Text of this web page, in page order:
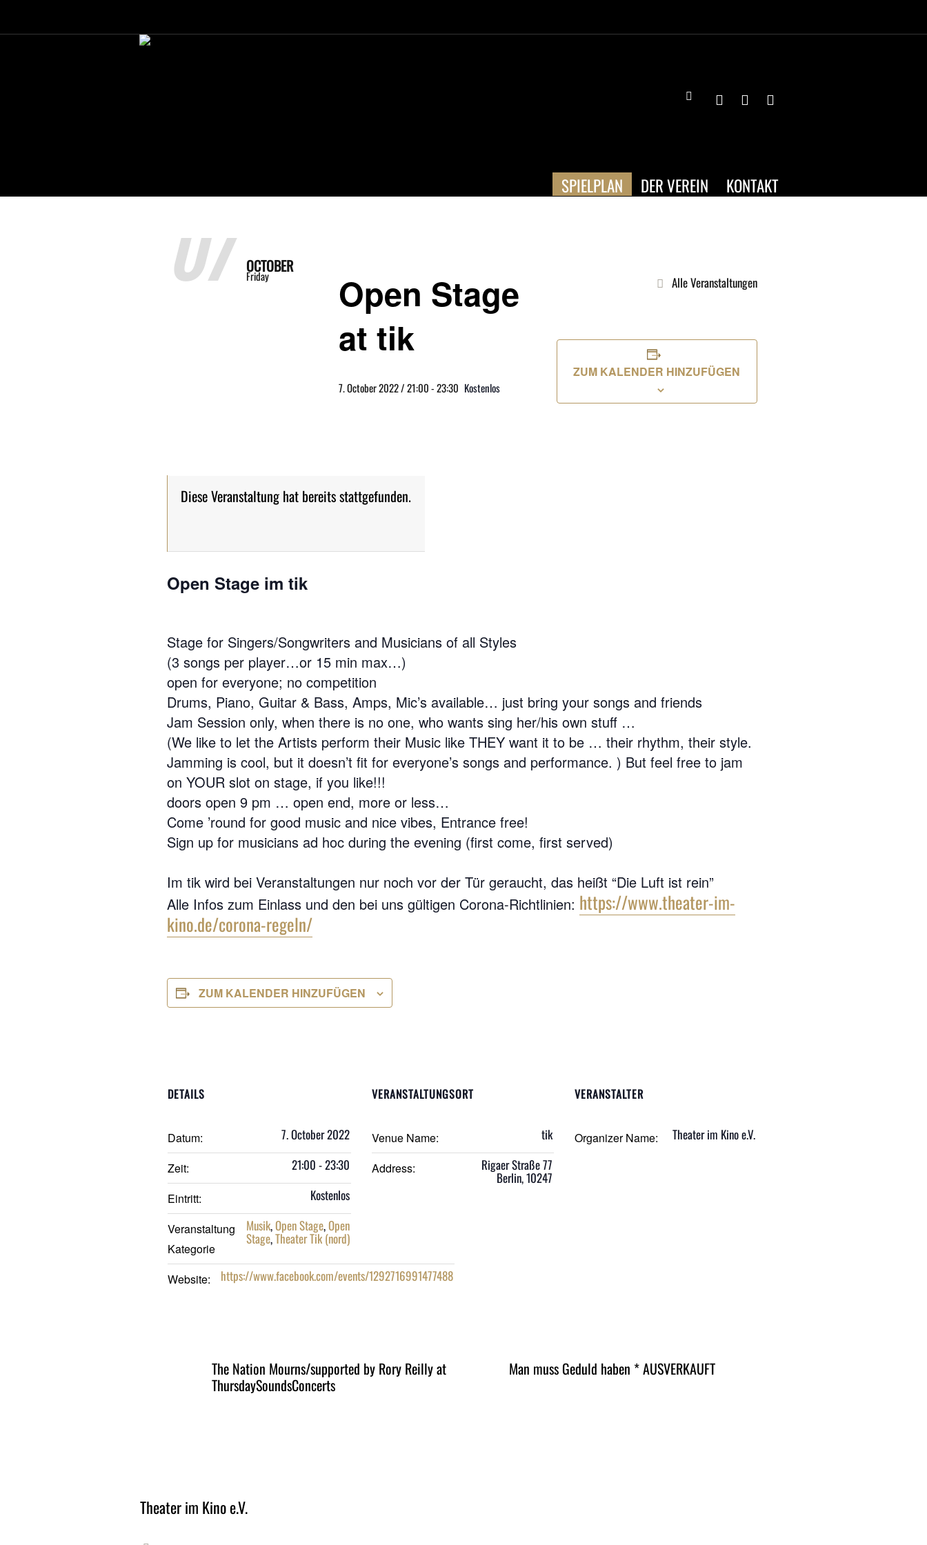
SPIELPLAN DER VEREIN KONTAKT
07 OCTOBER
Friday
Open Stage
at tik
7. October 2022 / 21:00-23:30 Kostenlos
Alle Veranstaltungen
ZUM KALENDER HINZUFÜGEN
Diese Veranstaltung hat bereits stattgefunden.
Open Stage im tik
Stage for Singers/Songwriters and Musicians of all Styles
(3 songs per player…or 15 min max…)
open for everyone; no competition
Drums, Piano, Guitar & Bass, Amps, Mic’s available… just bring your songs and friends
Jam Session only, when there is no one, who wants sing her/his own stuff …
(We like to let the Artists perform their Music like THEY want it to be … their rhythm, their style.
Jamming is cool, but it doesn’t fit for everyone’s songs and performance. ) But feel free to jam
on YOUR slot on stage, if you like!!!
doors open 9 pm … open end, more or less…
Come ’round for good music and nice vibes, Entrance free!
Sign up for musicians ad hoc during the evening (first come, first served)
Im tik wird bei Veranstaltungen nur noch vor der Tür geraucht, das heißt “Die Luft ist rein”
Alle Infos zum Einlass und den bei uns gültigen Corona-Richtlinien: https://www.theater-im-
kino.de/corona-regeln/
ZUM KALENDER HINZUFÜGEN
DETAILS
Datum: 7. October 2022
Zeit: 21:00 - 23:30
Eintritt: Kostenlos
Veranstaltung
Kategorie
Musik,Open Stage,Open
Stage,Theater Tik (nord)
Website: https://www.facebook.com/events/1292716991477488
VERANSTALTUNGSORT
Venue Name: tik
Address: Rigaer Straße 77
Berlin,10247
VERANSTALTER
Organizer Name: Theater im Kino e.V.
The Nation Mourns/supported by Rory Reilly at
ThursdaySoundsConcerts
Man muss Geduld haben * AUSVERKAUFT
Theater im Kino e.V.